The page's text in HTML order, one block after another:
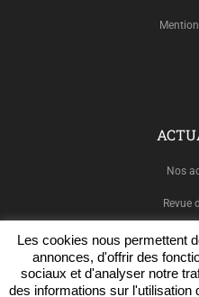
Nos
Revue
NOUS
Les cookies nous permettent
annonces, d'offrir des
sociaux et d'analyser notre
des informations sur l'utilisation